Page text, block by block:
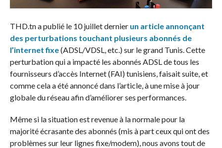
THD.tn a publié le 10 juillet dernier un article annonçant
des perturbations touchant plusieurs abonnés de
l’internet fixe(ADSL/VDSL, etc.) sur le grand Tunis. Cette
perturbation qui a impacté les abonnés ADSL de tous les
fournisseurs d’accès Internet (FAI) tunisiens, faisait suite, et
comme cela a été annoncé dans l’article, à une mise à jour
globale du réseau afin d’améliorer ses performances.
Même si la situation est revenue à la normale pour la
majorité écrasante des abonnés (mis à part ceux qui ont des
problèmes sur leur lignes fixe/modem), nous avons tout de